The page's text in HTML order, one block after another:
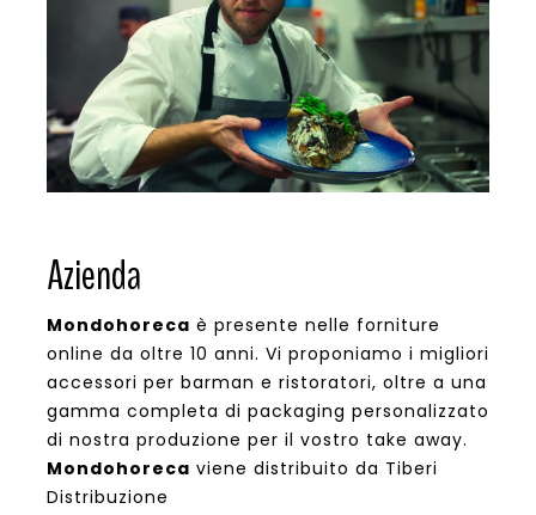
Azienda
Mondohoreca è presente nelle forniture
online da oltre 10 anni. Vi proponiamo i migliori
accessori per barman e ristoratori, oltre a una
gamma completa di packaging personalizzato
di nostra produzione per il vostro take away.
Mondohoreca viene distribuito da Tiberi
Distribuzione